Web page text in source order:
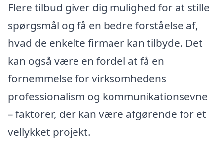
Flere tilbud giver dig mulighed for at stille
spørgsmål og få en bedre forståelse af,
hvad de enkelte firmaer kan tilbyde. Det
kan også være en fordel at få en
fornemmelse for virksomhedens
professionalism og kommunikationsevne
– faktorer, der kan være afgørende for et
vellykket projekt.